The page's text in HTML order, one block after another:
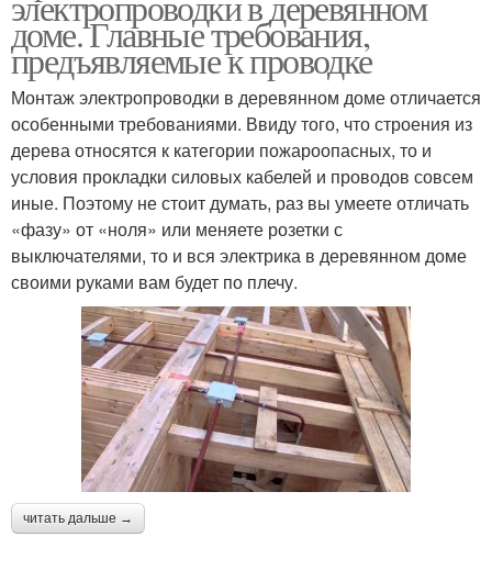
доме. Главные требования,
предъявляемые к проводке
Монтаж электропроводки в деревянном доме отличается
особенными требованиями. Ввиду того, что строения из
дерева относятся к категории пожароопасных, то и
условия прокладки силовых кабелей и проводов совсем
иные. Поэтому не стоит думать, раз вы умеете отличать
«фазу» от «ноля» или меняете розетки с
выключателями, то и вся электрика в деревянном доме
своими руками вам будет по плечу.
читать дальше →